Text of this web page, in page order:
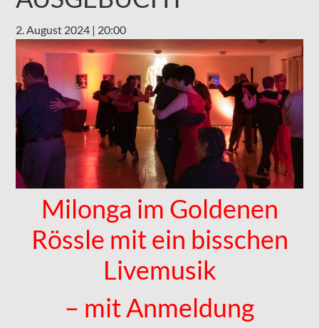
2. August 2024 | 20:00
Milonga im Goldenen
Rössle mit ein bisschen
Livemusik
– mit Anmeldung